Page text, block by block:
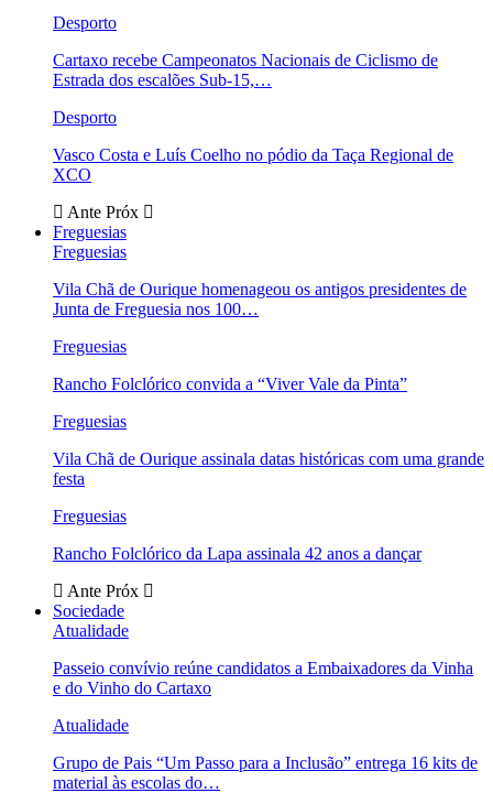
Desporto
Cartaxo recebe Campeonatos Nacionais de Ciclismo de
Estrada dos escalões Sub-15,…
Desporto
Vasco Costa e Luís Coelho no pódio da Taça Regional de
XCO
Ante Próx
Freguesias
Freguesias
Vila Chã de Ourique homenageou os antigos presidentes de
Junta de Freguesia nos 100…
Freguesias
Rancho Folclórico convida a “Viver Vale da Pinta”
Freguesias
Vila Chã de Ourique assinala datas históricas com uma grande
festa
Freguesias
Rancho Folclórico da Lapa assinala 42 anos a dançar
Ante Próx
Sociedade
Atualidade
Passeio convívio reúne candidatos a Embaixadores da Vinha
e do Vinho do Cartaxo
Atualidade
Grupo de Pais “Um Passo para a Inclusão” entrega 16 kits de
material às escolas do…